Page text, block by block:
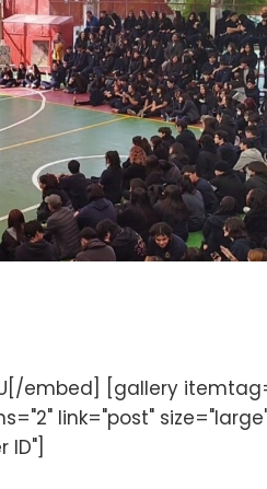
embed] [gallery
link="post"